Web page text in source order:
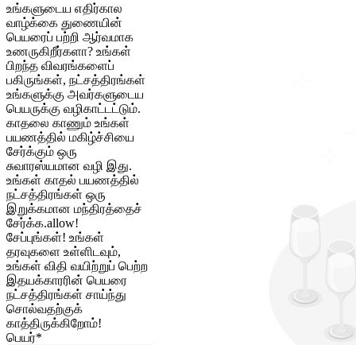
உங்களுடைய எதிர்கால
வாழ்க்கை துணையின்
பெயரைப் பற்றி ஆர்வமாக
உணருகிறீர்களா? உங்கள்
பிறந்த விவரங்களைப்
பகிருங்கள், நட்சத்திரங்கள்
உங்களுக்கு அவர்களுடைய
பெயருக்கு வழிகாட்டட்டும்.
காதலை காணும் உங்கள்
பயணத்தில் மகிழ்ச்சியை
சேர்க்கும் ஒரு
சுவாரஸ்யமான வழி இது.
உங்கள் காதல் பயணத்தில்
நட்சத்திரங்கள் ஒரு
இறுக்கமான மந்திரத்தைச்
சேர்க்க.allow!
சேப்புங்கள்! உங்கள்
தரவுகளை உள்ளிடவும்,
உங்கள் விதி வயிற்றுப் பெற்ற
இதயக்காரரின் பெயரை
நட்சத்திரங்கள் சாய்ந்து
சொல்வதற்குக்
காத்திருக்கிறோம்!
பெயர்*